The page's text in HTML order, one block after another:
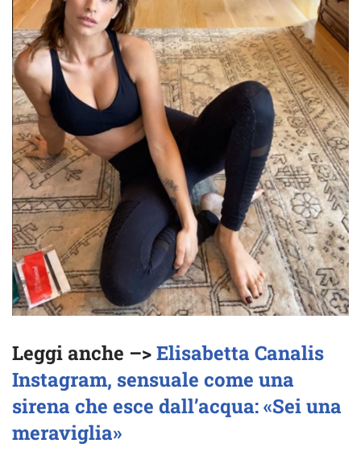
Leggi anche –>Elisabetta Canalis
Instagram, sensuale come una
sirena che esce dall’acqua: «Sei una
meraviglia»